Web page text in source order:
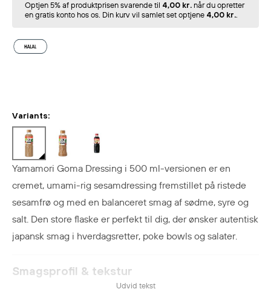
Optjen 5% af produktprisen svarende til 4,00 kr. når du opretter
en gratis konto hos os. Din kurv vil samlet set optjene 4,00 kr..
Variants:
Yamamori Goma Dressing i 500 ml-versionen er en
cremet, umami-rig sesamdressing fremstillet på ristede
sesamfrø og med en balanceret smag af sødme, syre og
salt. Den store flaske er perfekt til dig, der ønsker autentisk
japansk smag i hverdagsretter, poke bowls og salater.
Smagsprofil & tekstur
Udvid tekst